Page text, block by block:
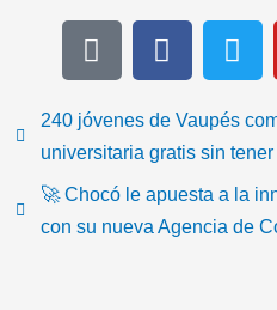
T
i
t
o
k
F
a
e
b
o
o
k
T
w
t
t
e
240 jóvenes de Vaupés
universitaria gratis sin
🚀 Chocó le apuesta a la
con su nueva Agencia de